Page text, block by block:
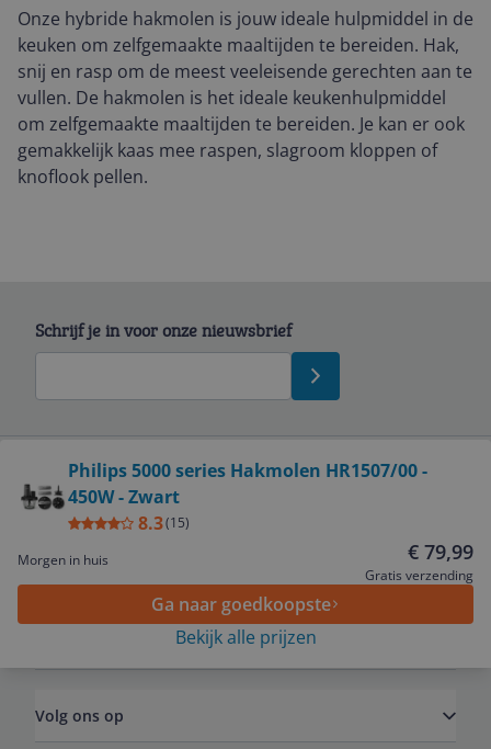
Onze hybride hakmolen is jouw ideale hulpmiddel in de
keuken om zelfgemaakte maaltijden te bereiden. Hak,
snij en rasp om de meest veeleisende gerechten aan te
vullen. De hakmolen is het ideale keukenhulpmiddel
om zelfgemaakte maaltijden te bereiden. Je kan er ook
gemakkelijk kaas mee raspen, slagroom kloppen of
knoflook pellen.
Philips 5000 series Hakmolen HR1507/00 -
450W - Zwart
8.3(15)
Morgen in huis
€ 79,99
Gratis verzending
Ga naar goedkoopste
Bekijk alle prijzen
Schrijf je in voor onze nieuwsbrief
Service
Algemeen
Volg ons op